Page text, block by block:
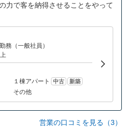
力で客を納得させることをやって
務（一般社員）
１棟アパート 中古 新築
その他
営業の口コミを見る（3）